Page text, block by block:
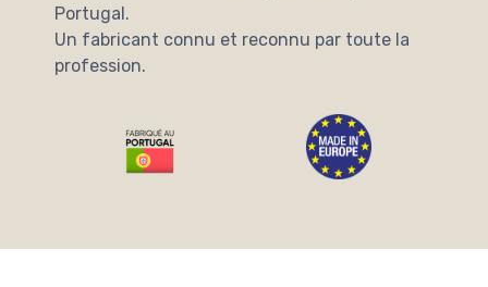
Portugal.
Un fabricant connu et reconnu par toute la
profession.